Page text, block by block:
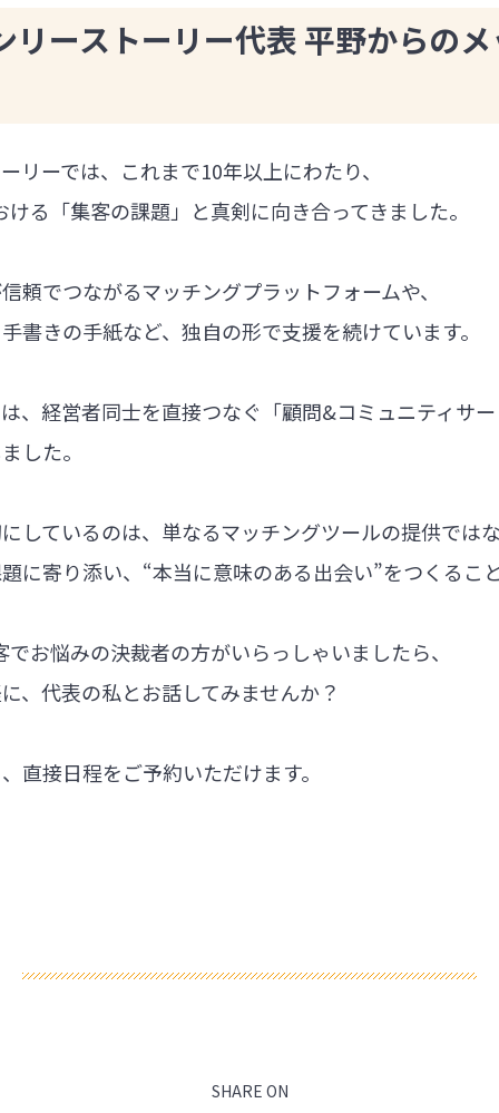
リーストーリー代表 平野からの
リーでは、これまで10年以上にわたり、
る「集客の課題」と真剣に向き合ってきました。
頼でつながるマッチングプラットフォームや、
書きの手紙など、独自の形で支援を続けています。
、経営者同士を直接つなぐ「顧問&コミュニティサ
した。
しているのは、単なるマッチングツールの提供では
に寄り添い、“本当に意味のある出会い”をつくるこ
お悩みの決裁者の方がいらっしゃいましたら、
、代表の私とお話してみませんか？
直接日程をご予約いただけます。
SHARE ON